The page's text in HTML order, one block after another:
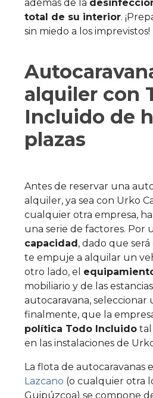
además de la
total de su interior.
sin miedo a los imprevistos!
alquiler con
Incluido de
plazas
Antes de reservar una
alquiler, ya sea con Urko
cualquier otra empresa,
una serie de factores. Por
capacidad, dado que
te empuje a alquilar un
otro lado, el
mobiliario y de las
autocaravana, seleccionar
finalmente, que la
política Todo Incluido tal
en las instalaciones de
La flota de autocaravanas
Lazcano (o cualquier otra
Guipúzcoa) se compone